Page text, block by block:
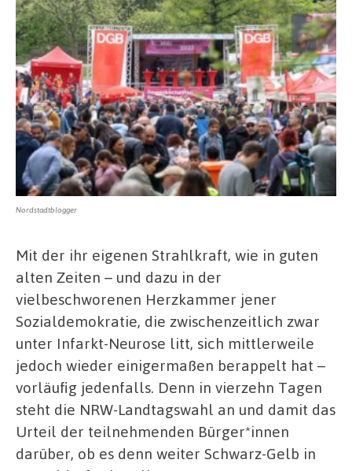
Nordstadtblogger
Mit der ihr eigenen Strahlkraft, wie in guten
alten Zeiten – und dazu in der
vielbeschworenen Herzkammer jener
Sozialdemokratie, die zwischenzeitlich zwar
unter Infarkt-Neurose litt, sich mittlerweile
jedoch wieder einigermaßen berappelt hat –
vorläufig jedenfalls. Denn in vierzehn Tagen
steht die NRW-Landtagswahl an und damit das
Urteil der teilnehmenden Bürger*innen
darüber, ob es denn weiter Schwarz-Gelb in